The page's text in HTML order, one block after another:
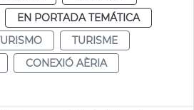
EN PORTADA TEMÁTICA
TURISME
CONEXIÓ AÈRIA